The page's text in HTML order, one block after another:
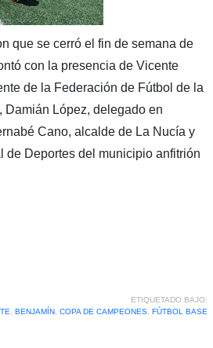
que se cerró el fin de semana de
con la presencia de Vicente
de la Federación de Fútbol de la
López, delegado en
Cano, alcalde de La Nucía y
de Deportes del municipio anfitrión
ETIQUETADO BAJO:
BENJAMÍN, COPA DE CAMPEONES, FÚTBOL BASE